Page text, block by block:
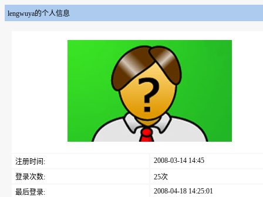
lengwuya的个人信息
注册时间:
2008-03-14 14:45
登录次数:
25次
最后登录:
2008-04-18 14:25:01